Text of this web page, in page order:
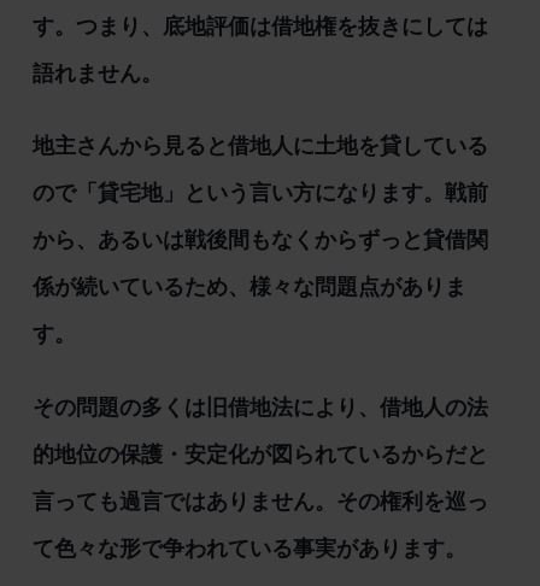
す。つまり、底地評価は借地権を抜きにしては
語れません。
地主さんから見ると借地人に土地を貸している
ので「貸宅地」という言い方になります。戦前
から、あるいは戦後間もなくからずっと貸借関
係が続いているため、様々な問題点がありま
す。
その問題の多くは旧借地法により、借地人の法
的地位の保護・安定化が図られているからだと
言っても過言ではありません。その権利を巡っ
て色々な形で争われている事実があります。